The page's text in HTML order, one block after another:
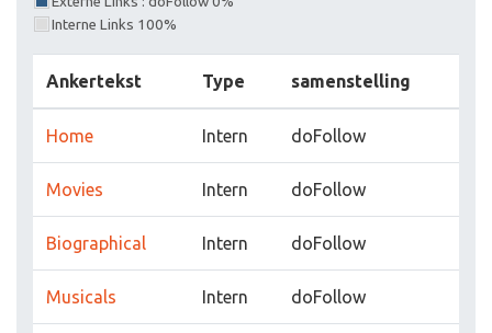
Interne Links 100%
Ankertekst Type samenstelling
Home Intern doFollow
Movies Intern doFollow
Biographical Intern doFollow
Musicals Intern doFollow